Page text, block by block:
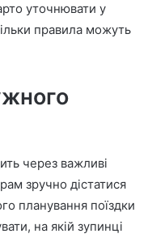
уточнювати у
правила можуть
через важливі
зручно дістатися
планування поїздки
на якій зупинці